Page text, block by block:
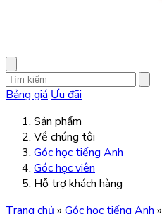
Bảng giá Ưu đãi
Sản phẩm
Về chúng tôi
Góc học tiếng Anh
Góc học viên
Hỗ trợ khách hàng
Trang chủ » Góc học tiếng Anh »